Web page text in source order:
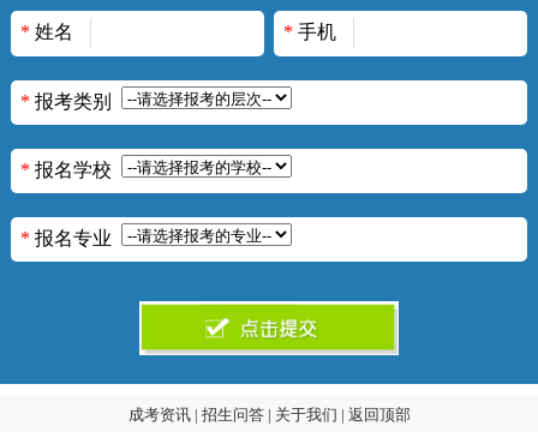
* 姓名 * 手机
* 报考类别
* 报名学校
* 报名专业
成考资讯| 招生问答| 关于我们 | 返回顶部